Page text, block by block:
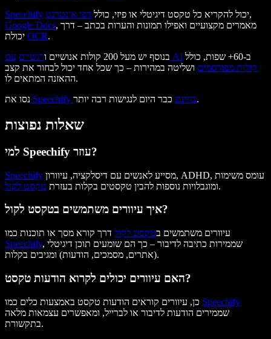
Speechify
יכול להקריא כל טקסט דיגיטלי או פיזי, כולל דפי אינטרנט
,
Google Docs, מאמרים מקצועיים ואפילו תמונות והערות בכתב – דרך
OCR.
בנוסף יש מעל 200 קולות אנושיים ו
רגשיים עם AI
ב-60+ שפות, כולל
קולות מפורסמים ושליטה במהירות – כך שכל אחד יכול לבחור את קצב
ההאזנה המתאים לו.
נסו את
Speechify בחינםכבר היום לנגישות רבה יותר.
שאלות נפוצות
למי Speechify עוזר?
Speechify
ומוגבלויות נוספות להבין טקסטים בקלות בעזרת טקסט לקול .
איך עיוורים משתמשים בטקסט לקול?
עיוורים משתמשים בטקסט לקול דרך קורא מסך או תוכנות כמו
Speechify, שממירות כתיבה לדיבור – כך הם שומעים תוכן דיגיטלי
(אתרים, מסמכים, הודעות) ומגיבים בקלות.
האם עיוורים יכולים לקרוא הודעות טקסט?
Speechify
שממירים הודעות לדיבור או לברייל, ומאפשרים עצמאות מלאה
בתקשורת.